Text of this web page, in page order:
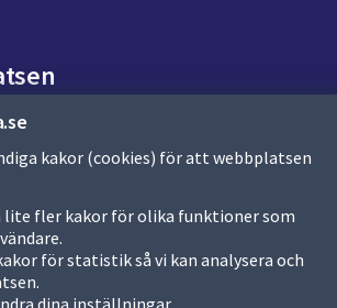
kakor (cookies) för att webbplatsen
lite fler kakor för olika funktioner som
för statistik så vi kan analysera och
dina inställningar.
och diarium